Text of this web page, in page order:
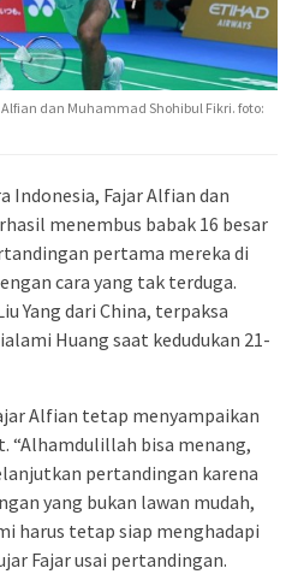
dan Muhammad Shohibul Fikri. foto:
Indonesia, Fajar Alfian dan
menembus babak 16 besar
pertama mereka di
cara yang tak terduga.
Yang dari China, terpaksa
Huang saat kedudukan 21-
Alfian tetap menyampaikan
“Alhamdulillah bisa menang,
pertandingan karena
yang bukan lawan mudah,
harus tetap siap menghadapi
Fajar usai pertandingan.